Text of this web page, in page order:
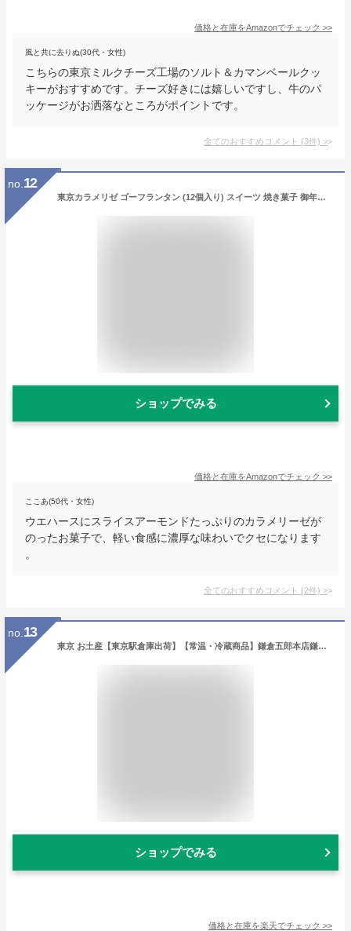
価格と在庫をAmazonでチェック >>
風と共に去りぬ(30代・女性)
こちらの東京ミルクチーズ工場のソルト＆カマンベールクッ
キーがおすすめです。チーズ好きには嬉しいですし、牛のパ
ッケージがお洒落なところがポイントです。
全てのおすすめコメント (3件) >
no. 12
東京カラメリゼ ゴーフランタン (12個入り) スイーツ 焼き菓子 御年賀 菓子折り 御挨拶 粗品 ギフト お菓子 記念品 景品 粗品 プレゼント 東京みやげ 手土産 ギフト プチチュー 上野風月堂 風月堂
ショップでみる
価格と在庫をAmazonでチェック >>
ここあ(50代・女性)
ウエハースにスライスアーモンドたっぷりのカラメリーゼが
のったお菓子で、軽い食感に濃厚な味わいでクセになります
。
全てのおすすめコメント (2件) >
no. 13
東京 お土産【東京駅倉庫出荷】【常温・冷蔵商品】鎌倉五郎本店鎌倉チョコサンドだょ 10個入東京みやげ 東京駅 お菓子 スイーツ 洋菓子 焼き菓子 ホワイトデー お中元 御中元 お歳暮 御歳暮 内祝い お取り寄せ ギフト プレゼント のし可
ショップでみる
価格と在庫を楽天でチェック >>